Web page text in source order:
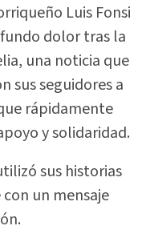
Luis Fonsi
dolor tras la
una noticia que
sus seguidores a
rápidamente
y solidaridad.
sus historias
un mensaje